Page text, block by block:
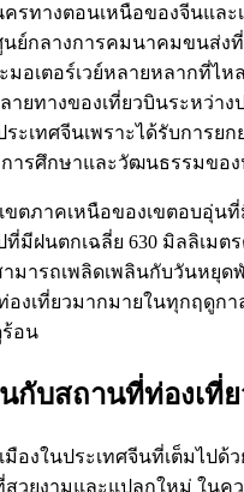
รทางตอนเหนือของจีนและ
นย์กลางการคมนาคมขนส่ง
อเตอร์เวย์หลายหลากที่ไห
ายทางของเที่ยวบินระหว่าง
ระเทศจีนเพราะได้รับการย
การศึกษาและวัฒนธรรมของ
ขตภาคเหนือของเขตอบอุ่น
มีฝนตกเฉลี่ย 630 มิลลิเมต
มารถเพลิดเพลินกับวันหยุ
งเที่ยวมากมายในทุกฤดูกา
อน
กับสถานที่ท่องเที่
มืองในประเทศจีนที่เต็มไปด้
สวยงามและแปลกใหม่ ในค